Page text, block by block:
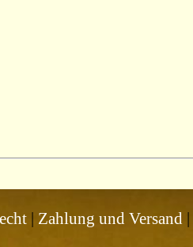
| Zahlung und Versand|